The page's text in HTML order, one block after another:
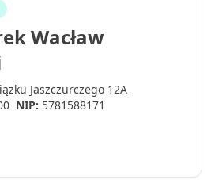
Wacław
Jaszczurczego 12A
NIP: 5781588171